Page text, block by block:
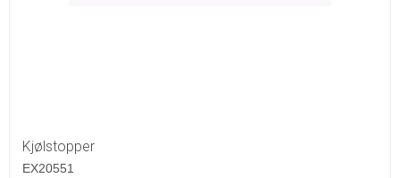
Kjølstopper
EX20551